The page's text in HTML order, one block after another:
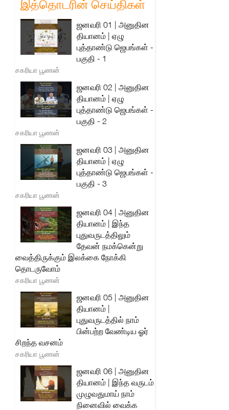
இத்தொடரின் செய்திகள்
ஜனவரி 01 | அனுதின
தியானம் | ஏழு
புத்தாண்டு ஜெபங்கள் -
பகுதி - 1
சகரியா பூணன்
ஜனவரி 02 | அனுதின
தியானம் | ஏழு
புத்தாண்டு ஜெபங்கள் -
பகுதி - 2
சகரியா பூணன்
ஜனவரி 03 | அனுதின
தியானம் | ஏழு
புத்தாண்டு ஜெபங்கள் -
பகுதி - 3
சகரியா பூணன்
ஜனவரி 04 | அனுதின
தியானம் | இந்த
புதுவருடத்திலும்
தேவன் நமக்கென்று
வைத்திருக்கும் இலக்கை நோக்கி
தொடருவோம்
சகரியா பூணன்
ஜனவரி 05 | அனுதின
தியானம் |
புதுவருடத்தில் நாம்
பின்பற்ற வேண்டிய ஓர்
சிறந்த வசனம்
சகரியா பூணன்
ஜனவரி 06 | அனுதின
தியானம் | இந்த வருடம்
முழுவதுமாய் நாம்
நினைவில் வைக்க